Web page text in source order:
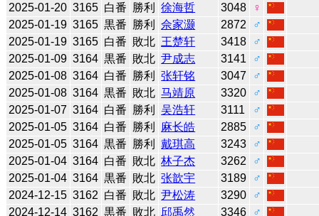
2025-01-20 3165 白番 勝利 徐海哲 3048
♀
2025-01-19 3165 黒番 勝利 佘家灏 2872
♂
2025-01-19 3165 白番 敗北 王楚轩 3418
♂
2025-01-09 3164 黒番 敗北 尹成志 3141
♂
2025-01-08 3164 白番 勝利 张轩铭 3047
♂
2025-01-08 3164 黒番 敗北 马靖原 3320
♂
2025-01-07 3164 白番 勝利 吴浩轩 3111
♂
2025-01-05 3164 白番 勝利 麻长皓 2885
♂
2025-01-05 3164 黒番 勝利 戴琪高 3243
♂
2025-01-04 3164 白番 敗北 林子杰 3262
♂
2025-01-04 3164 黒番 敗北 张歆宇 3189
♂
2024-12-15 3162 白番 敗北 尹松涛 3290
♂
2024-12-14 3162 黒番 敗北 邱禹然 3346
♂